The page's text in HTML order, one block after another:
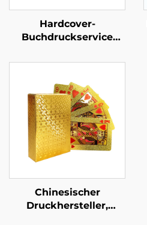
Hardcover-
Buchdruckservice
Maßgeschneidertes
Buchdruck mit
lackierten Kanten
Chinesischer
Druckhersteller,